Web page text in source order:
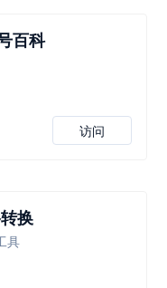
百科
访问
换
具